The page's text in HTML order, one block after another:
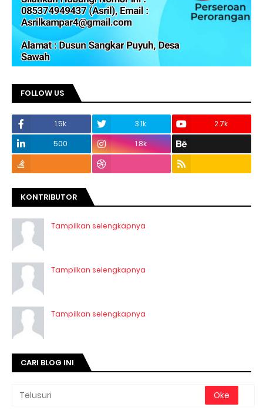
FOLLOW US
1.5k 3.1k
2.7k
500
1.8k
KONTRIBUTOR
Tampilkan selengkapnya
Tampilkan selengkapnya
Tampilkan selengkapnya
CARI BLOG INI